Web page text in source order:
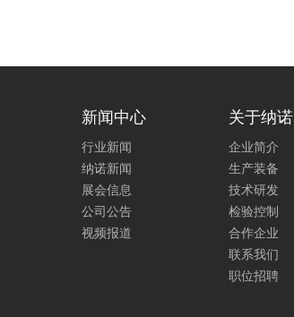
新闻中心
行业新闻
纳诺新闻
展会信息
公司公告
视频报道
关于纳诺
企业简介
生产装备
技术研发
检验控制
合作企业
联系我们
职位招聘